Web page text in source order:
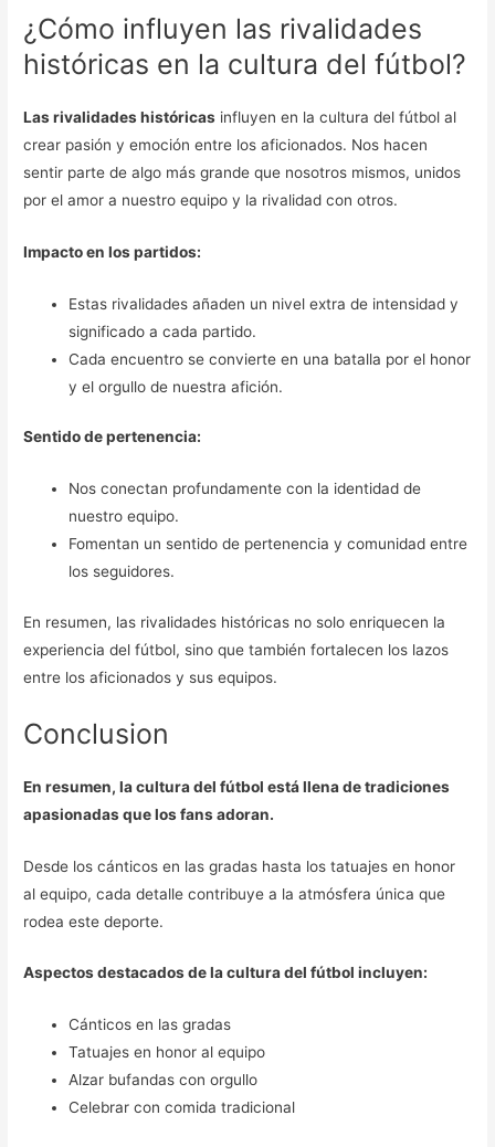
¿Cómo influyen las rivalidades
históricas en la cultura del fútbol?
Las rivalidades históricas influyen en la cultura del fútbol al
crear pasión y emoción entre los aficionados. Nos hacen
sentir parte de algo más grande que nosotros mismos, unidos
por el amor a nuestro equipo y la rivalidad con otros.
Impacto en los partidos:
Estas rivalidades añaden un nivel extra de intensidad y
significado a cada partido.
Cada encuentro se convierte en una batalla por el honor
y el orgullo de nuestra afición.
Sentido de pertenencia:
Nos conectan profundamente con la identidad de
nuestro equipo.
Fomentan un sentido de pertenencia y comunidad entre
los seguidores.
En resumen, las rivalidades históricas no solo enriquecen la
experiencia del fútbol, sino que también fortalecen los lazos
entre los aficionados y sus equipos.
Conclusion
En resumen, la cultura del fútbol está llena de tradiciones
apasionadas que los fans adoran.
Desde los cánticos en las gradas hasta los tatuajes en honor
al equipo, cada detalle contribuye a la atmósfera única que
rodea este deporte.
Aspectos destacados de la cultura del fútbol incluyen:
Cánticos en las gradas
Tatuajes en honor al equipo
Alzar bufandas con orgullo
Celebrar con comida tradicional